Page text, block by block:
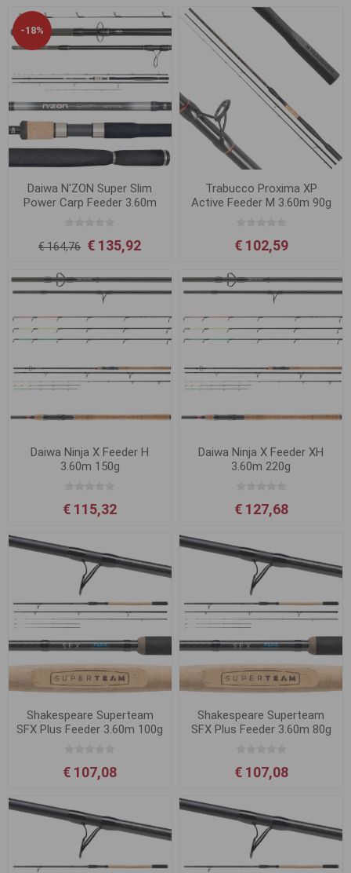
-18%
Daiwa N'ZON Super Slim
Power Carp Feeder 3.60m
€ 164,76 € 135,92
Trabucco Proxima XP
Active Feeder M 3.60m 90g
€ 102,59
Daiwa Ninja X Feeder H
3.60m 150g
€ 115,32
Daiwa Ninja X Feeder XH
3.60m 220g
€ 127,68
Shakespeare Superteam
SFX Plus Feeder 3.60m 100g
€ 107,08
Shakespeare Superteam
SFX Plus Feeder 3.60m 80g
€ 107,08